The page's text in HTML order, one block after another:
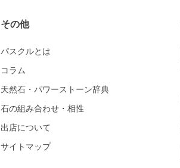
その他
パスクルとは
コラム
天然石・パワーストーン辞典
石の組み合わせ・相性
出店について
サイトマップ